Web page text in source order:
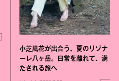
小芝風花が出合う、夏のリゾナ
ーレ八ヶ岳。日常を離れて、満
たされる旅へ